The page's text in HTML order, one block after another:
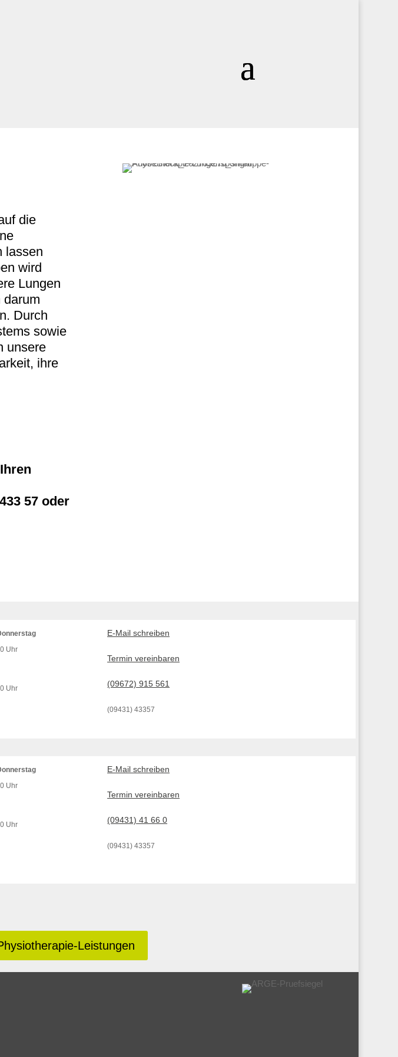
die
lassen
wird
Lungen
darum
Durch
sowie
unsere
ihre
57 oder
Uhr
Uhr
E-Mail schreiben
Termin vereinbaren
(09672) 915 561
(09431) 43357
Uhr
Uhr
E-Mail schreiben
Termin vereinbaren
(09431) 41 66 0
(09431) 43357
Leistungen